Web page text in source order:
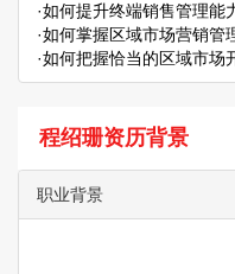
·如何提升终端销售管理能
·如何掌握区域市场营销管
·如何把握恰当的区域市场
程绍珊资历背景
职业背景